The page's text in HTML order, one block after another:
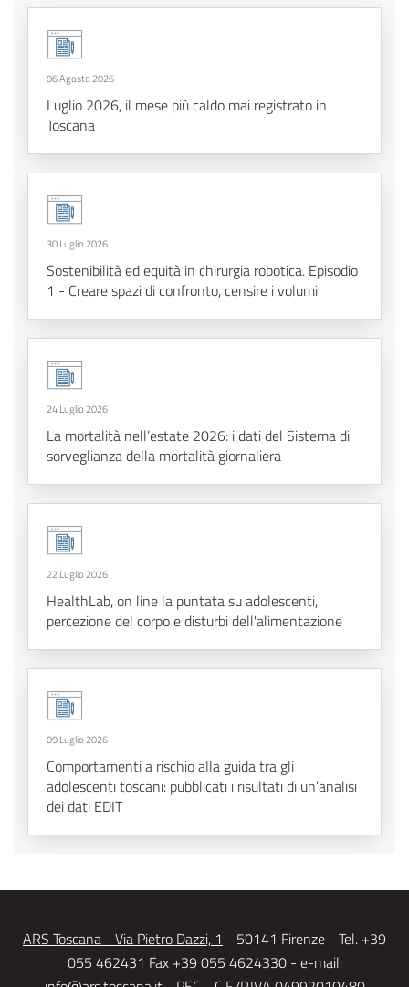
06 Agosto 2026
Luglio 2026, il mese più caldo mai registrato in
Toscana
30 Luglio 2026
Sostenibilità ed equità in chirurgia robotica. Episodio
1 - Creare spazi di confronto, censire i volumi
24 Luglio 2026
La mortalità nell’estate 2026: i dati del Sistema di
sorveglianza della mortalità giornaliera
22 Luglio 2026
HealthLab, on line la puntata su adolescenti,
percezione del corpo e disturbi dell'alimentazione
09 Luglio 2026
Comportamenti a rischio alla guida tra gli
adolescenti toscani: pubblicati i risultati di un’analisi
dei dati EDIT
ARS Toscana - Via Pietro Dazzi, 1 - 50141 Firenze - Tel. +39
055 462431 Fax +39 055 4624330 - e-mail: